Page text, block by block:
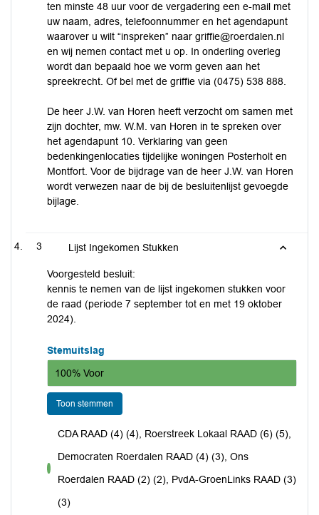
ten minste 48 uur voor de vergadering een e-mail met
uw naam, adres, telefoonnummer en het agendapunt
waarover u wilt “inspreken” naar griffie@roerdalen.nl
en wij nemen contact met u op. In onderling overleg
wordt dan bepaald hoe we vorm geven aan het
spreekrecht. Of bel met de griffie via (0475) 538 888.
De heer J.W. van Horen heeft verzocht om samen met
zijn dochter, mw. W.M. van Horen in te spreken over
het agendapunt 10. Verklaring van geen
bedenkingenlocaties tijdelijke woningen Posterholt en
Montfort. Voor de bijdrage van de heer J.W. van Horen
wordt verwezen naar de bij de besluitenlijst gevoegde
bijlage.
3 Lijst Ingekomen Stukken
Voorgesteld besluit:
kennis te nemen van de lijst ingekomen stukken voor
de raad (periode 7 september tot en met 19 oktober
2024).
Stemuitslag
100% Voor
Toon stemmen
voor
CDA RAAD (4) (4), Roerstreek Lokaal RAAD (6) (5),
Democraten Roerdalen RAAD (4) (3), Ons
Roerdalen RAAD (2) (2), PvdA-GroenLinks RAAD (3)
(3)